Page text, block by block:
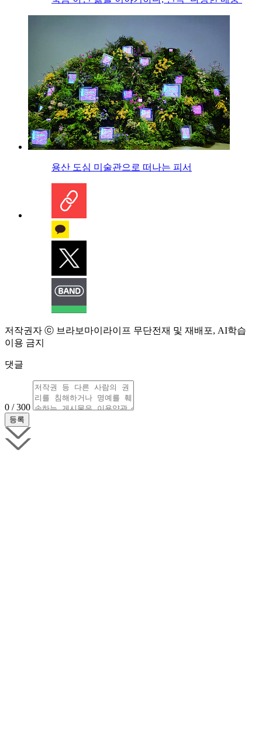
용산 도심 미술관으로 떠나는 피서
저작권자 ⓒ 브라보마이라이프 무단전재 및 재배포, AI학습
이용 금지
댓글
0 / 300